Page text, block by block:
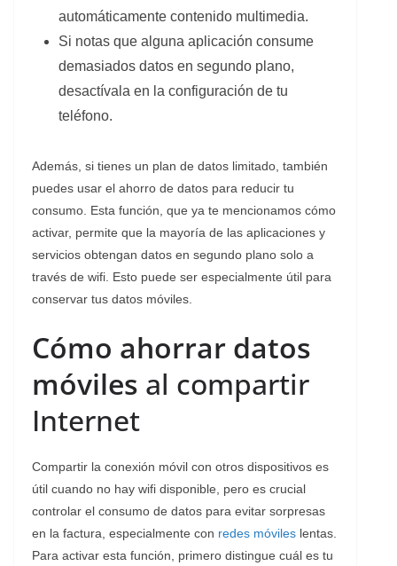
automáticamente contenido multimedia.
Si notas que alguna aplicación consume
demasiados datos en segundo plano,
desactívala en la configuración de tu
teléfono.
Además, si tienes un plan de datos limitado, también
puedes usar el ahorro de datos para reducir tu
consumo. Esta función, que ya te mencionamos cómo
activar, permite que la mayoría de las aplicaciones y
servicios obtengan datos en segundo plano solo a
través de wifi. Esto puede ser especialmente útil para
conservar tus datos móviles.
Cómo ahorrar datos
móviles al compartir
Internet
Compartir la conexión móvil con otros dispositivos es
útil cuando no hay wifi disponible, pero es crucial
controlar el consumo de datos para evitar sorpresas
en la factura, especialmente con redes móviles lentas.
Para activar esta función, primero distingue cuál es tu